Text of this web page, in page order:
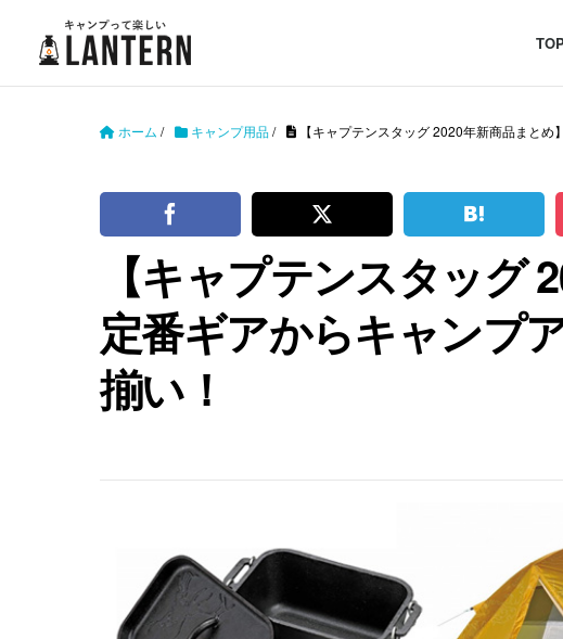
ホーム / キャンプ用品/ 【キャプテンスタッグ 2020年新商品まと
【キャプテンスタッグ
定番ギアからキャンプ
揃い！